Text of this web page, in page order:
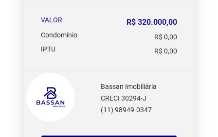
VALOR R$ 320.000,00
Condomínio
R$ 0,00
IPTU
R$ 0,00
Bassan Imobiliária
CRECI 30294-J
(11) 98949-0347